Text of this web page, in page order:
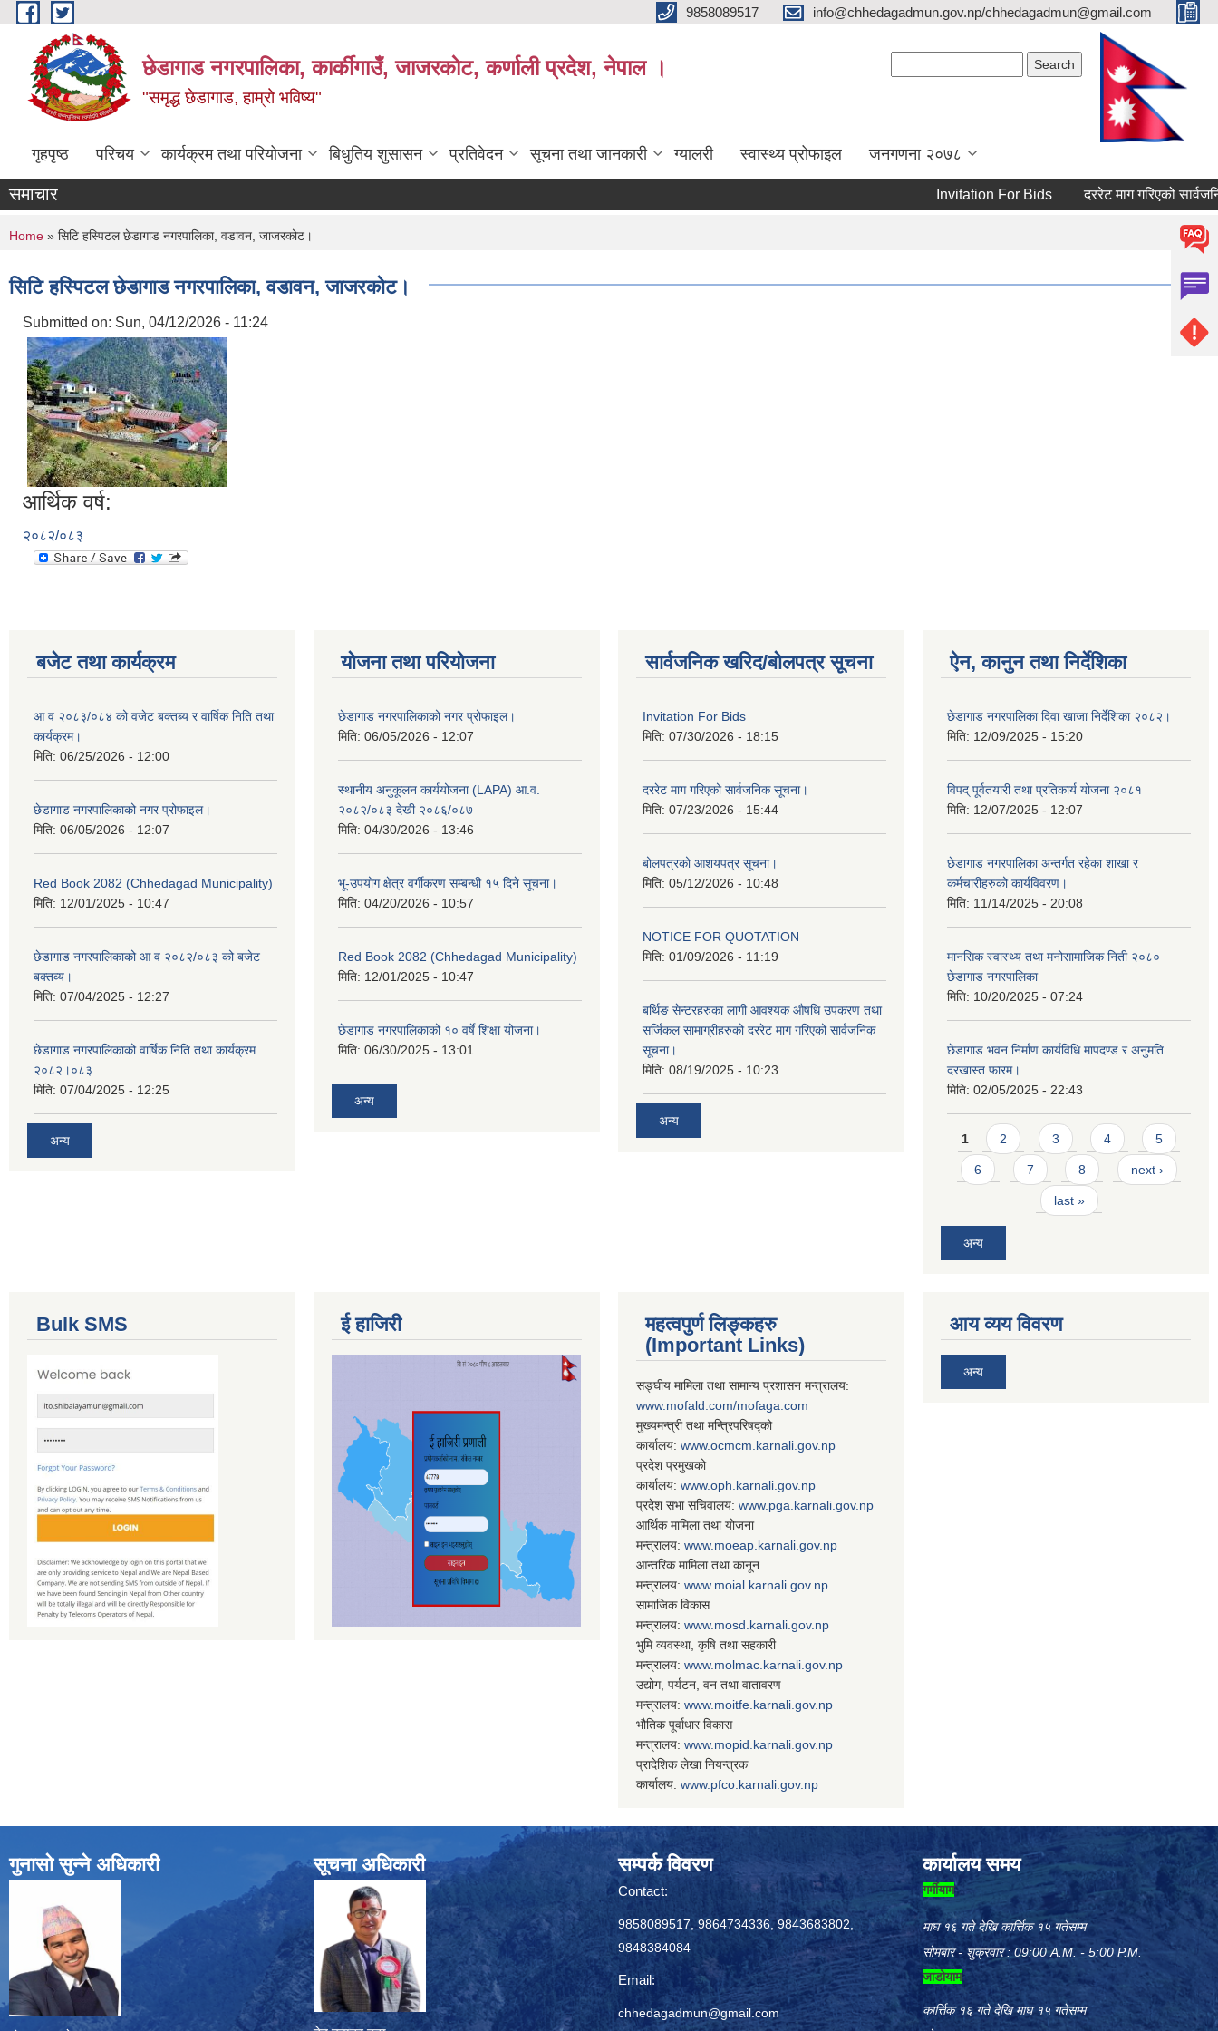
Skip to main content 9858089517 info@chhedagadmun.gov.np/chhedagadmun@gmail.com
छेडागाड नगरपालिका, कार्कीगाउँ, जाजरकाेट, कर्णाली प्रदेश, नेपाल ।
"समृद्ध छेडागाड, हाम्रो भविष्य"
गृहपृष्ठ परिचय कार्यक्रम तथा परियोजना बिधुतिय शुसासन प्रतिवेदन सूचना तथा जानकारी ग्यालरी स्वास्थ्य प्रोफाइल जनगणना २०७८
समाचार Invitation For Bids दररेट माग गरिएको सार्वजनिक
You are here
Home » सिटि हस्पिटल छेडागाड नगरपालिका, वडावन, जाजरकोट।
सिटि हस्पिटल छेडागाड नगरपालिका, वडावन, जाजरकोट।
Submitted on: Sun, 04/12/2026 - 11:24
आर्थिक वर्ष:
२०८२/०८३
बजेट तथा कार्यक्रम
आ व २०८३/०८४ को वजेट बक्तब्य र वार्षिक निति तथा
कार्यक्रम।
मिति: 06/25/2026 - 12:00
छेडागाड नगरपालिकाको नगर प्रोफाइल।
मिति: 06/05/2026 - 12:07
Red Book 2082 (Chhedagad Municipality)
मिति: 12/01/2025 - 10:47
छेडागाड नगरपालिकाको आ व २०८२/०८३ को बजेट
बक्तव्य।
मिति: 07/04/2025 - 12:27
छेडागाड नगरपालिकाको वार्षिक निति तथा कार्यक्रम
२०८२।०८३
मिति: 07/04/2025 - 12:25
अन्य
योजना तथा परियोजना
छेडागाड नगरपालिकाको नगर प्रोफाइल।
मिति: 06/05/2026 - 12:07
स्थानीय अनुकूलन कार्ययोजना (LAPA) आ.व.
२०८२/०८३ देखी २०८६/०८७
मिति: 04/30/2026 - 13:46
भू-उपयोग क्षेत्र वर्गीकरण सम्बन्धी १५ दिने सूचना।
मिति: 04/20/2026 - 10:57
Red Book 2082 (Chhedagad Municipality)
मिति: 12/01/2025 - 10:47
छेडागाड नगरपालिकाको १० वर्षे शिक्षा योजना।
मिति: 06/30/2025 - 13:01
अन्य
सार्वजनिक खरिद/बोलपत्र सूचना
Invitation For Bids
मिति: 07/30/2026 - 18:15
दररेट माग गरिएको सार्वजनिक सूचना।
मिति: 07/23/2026 - 15:44
बोलपत्रको आशयपत्र सूचना।
मिति: 05/12/2026 - 10:48
NOTICE FOR QUOTATION
मिति: 01/09/2026 - 11:19
बर्थिङ सेन्टरहरुका लागी आवश्यक औषधि उपकरण तथा
सर्जिकल सामाग्रीहरुको दररेट माग गरिएको सार्वजनिक
सूचना।
मिति: 08/19/2025 - 10:23
अन्य
ऐन, कानुन तथा निर्देशिका
छेडागाड नगरपालिका दिवा खाजा निर्देशिका २०८२।
मिति: 12/09/2025 - 15:20
विपद् पूर्वतयारी तथा प्रतिकार्य योजना २०८१
मिति: 12/07/2025 - 12:07
छेडागाड नगरपालिका अन्तर्गत रहेका शाखा र
कर्मचारीहरुको कार्यविवरण।
मिति: 11/14/2025 - 20:08
मानसिक स्वास्थ्य तथा मनोसामाजिक निती २०८०
छेडागाड नगरपालिका
मिति: 10/20/2025 - 07:24
छेडागाड भवन निर्माण कार्यविधि मापदण्ड र अनुमति
दरखास्त फारम।
मिति: 02/05/2025 - 22:43
Pages
1 2 3 4 5
6 7 8 next ›
last »
अन्य
Bulk SMS ई हाजिरी
महत्वपुर्ण लिङ्कहरु
(Important Links)
सङ्घीय मामिला तथा सामान्य प्रशासन मन्त्रालय:
www.mofald.com/mofaga.com
मुख्यमन्त्री तथा मन्त्रिपरिषद्को
कार्यालय: www.ocmcm.karnali.gov.np
प्रदेश प्रमुखको
कार्यालय: www.oph.karnali.gov.np
प्रदेश सभा सचिवालय: www. pga.karnali.gov.np
आर्थिक मामिला तथा योजना
मन्त्रालय: www. moeap.karnali.gov.np
आन्तरिक मामिला तथा कानून
मन्त्रालय: www. moial.karnali.gov.np
सामाजिक विकास
मन्त्रालय: www. mosd.karnali.gov.np
भुमि व्यवस्था, कृषि तथा सहकारी
मन्त्रालय: www. molmac.karnali.gov.np
उद्योग, पर्यटन, वन तथा वातावरण
मन्त्रालय: www. moitfe.karnali.gov.np
भौतिक पूर्वाधार विकास
मन्त्रालय: www. mopid.karnali.gov.np
प्रादेशिक लेखा नियन्त्रक
कार्यालय: www. pfco.karnali.gov.np
आय व्यय विवरण
अन्य
गुनासो सुन्ने अधिकारी सूचना अधिकारी सम्पर्क विवरण
Contact:
9858089517, 9864734336, 9843683802,
9848384084
Email:
chhedagadmun@gmail.com
कार्यालय समय
गर्मीयाम
माघ १६ गते देखि कार्त्तिक १५ गतेसम्म
सोमबार - शुक्रवार : 09:00 A.M. - 5:00 P.M.
जाडोयाम
कार्त्तिक १६ गते देखि माघ १५ गतेसम्म